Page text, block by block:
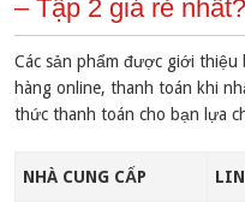
– Tập 2 giá rẻ nhất?
Các sản phẩm được giới thiệu
hàng online, thanh toán khi
thức thanh toán cho bạn lựa
NHÀ CUNG CẤP